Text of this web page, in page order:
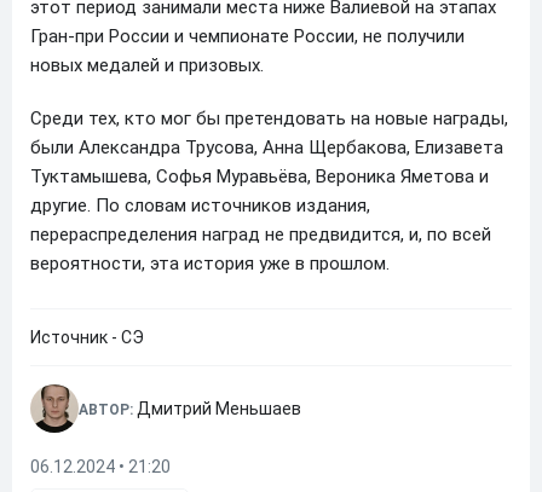
этот период занимали места ниже Валиевой на этапах
Гран-при России и чемпионате России, не получили
новых медалей и призовых.
Среди тех, кто мог бы претендовать на новые награды,
были Александра Трусова, Анна Щербакова, Елизавета
Туктамышева, Софья Муравьёва, Вероника Яметова и
другие. По словам источников издания,
перераспределения наград не предвидится, и, по всей
вероятности, эта история уже в прошлом.
Источник - СЭ
АВТОР: Дмитрий Меньшаев
06.12.2024 • 21:20